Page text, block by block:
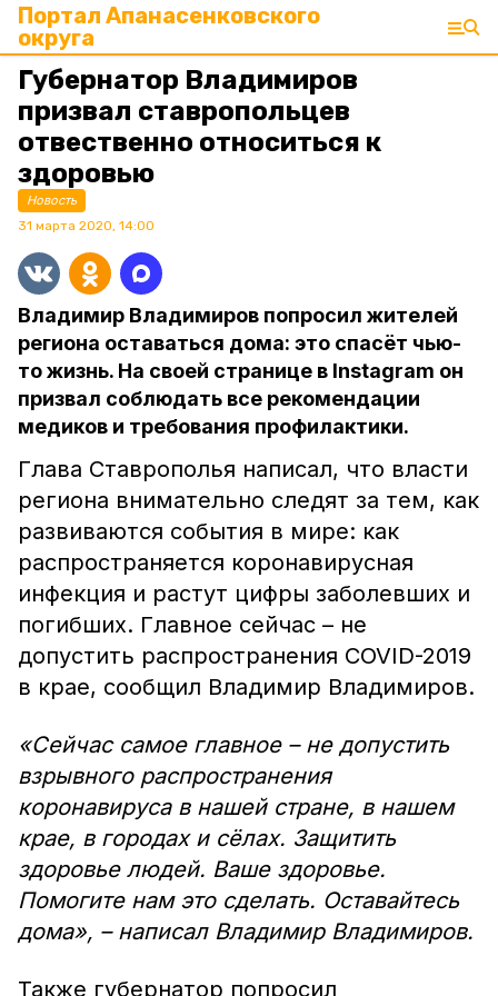
Портал Апанасенковского
округа
Губернатор Владимиров
призвал ставропольцев
отвественно относиться к
здоровью
Новость
31 марта 2020, 14:00
Владимир Владимиров попросил жителей
региона оставаться дома: это спасёт чью-
то жизнь. На своей странице в Instagram он
призвал соблюдать все рекомендации
медиков и требования профилактики.
Глава Ставрополья написал, что власти
региона внимательно следят за тем, как
развиваются события в мире: как
распространяется коронавирусная
инфекция и растут цифры заболевших и
погибших. Главное сейчас – не
допустить распространения COVID-2019
в крае, сообщил Владимир Владимиров.
«Сейчас самое главное – не допустить
взрывного распространения
коронавируса в нашей стране, в нашем
крае, в городах и сёлах. Защитить
здоровье людей. Ваше здоровье.
Помогите нам это сделать. Оставайтесь
дома», – написал Владимир Владимиров.
Также губернатор попросил